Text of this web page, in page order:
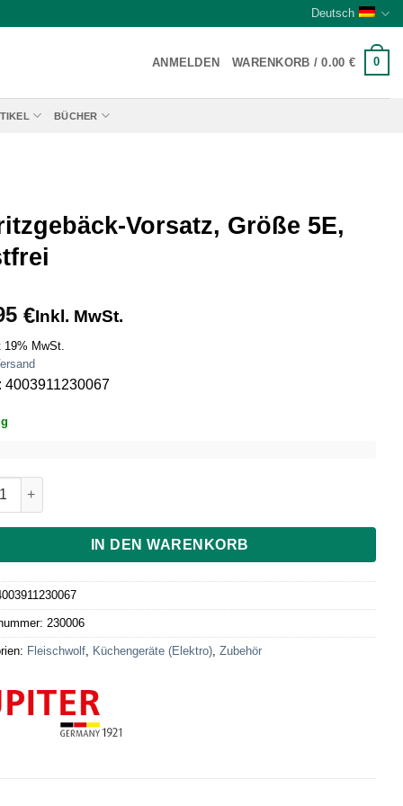
Deutsch
ANMELDEN WARENKORB /0.00 € 0
BÜCHER
Vorsatz, Größe 5E,
€Inkl. MwSt.
19% MwSt.
4003911230067
Vorsatz, Größe 5E, rostfrei Menge
IN DEN WARENKORB
230006
Fleischwolf, Küchengeräte (Elektro), Zubehör